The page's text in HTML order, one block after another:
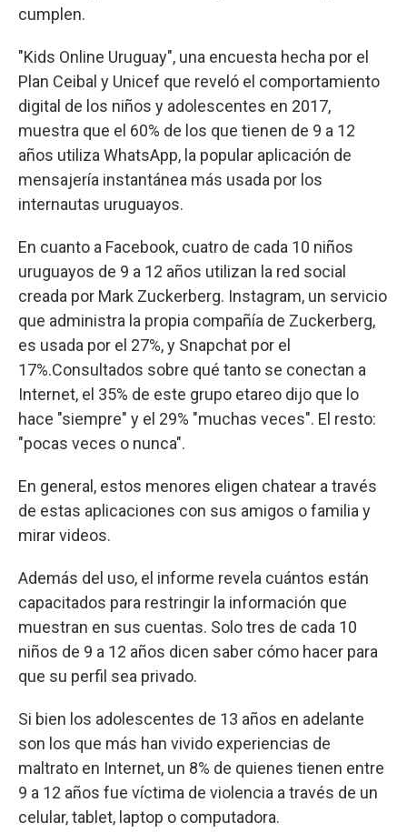
cumplen.
"Kids Online Uruguay", una encuesta hecha por el
Plan Ceibal y Unicef que reveló el comportamiento
digital de los niños y adolescentes en 2017,
muestra que el 60% de los que tienen de 9 a 12
años utiliza WhatsApp, la popular aplicación de
mensajería instantánea más usada por los
internautas uruguayos.
En cuanto a Facebook, cuatro de cada 10 niños
uruguayos de 9 a 12 años utilizan la red social
creada por Mark Zuckerberg. Instagram, un servicio
que administra la propia compañía de Zuckerberg,
es usada por el 27%, y Snapchat por el
17%.Consultados sobre qué tanto se conectan a
Internet, el 35% de este grupo etareo dijo que lo
hace "siempre" y el 29% "muchas veces". El resto:
"pocas veces o nunca".
En general, estos menores eligen chatear a través
de estas aplicaciones con sus amigos o familia y
mirar videos.
Además del uso, el informe revela cuántos están
capacitados para restringir la información que
muestran en sus cuentas. Solo tres de cada 10
niños de 9 a 12 años dicen saber cómo hacer para
que su perfil sea privado.
Si bien los adolescentes de 13 años en adelante
son los que más han vivido experiencias de
maltrato en Internet, un 8% de quienes tienen entre
9 a 12 años fue víctima de violencia a través de un
celular, tablet, laptop o computadora.